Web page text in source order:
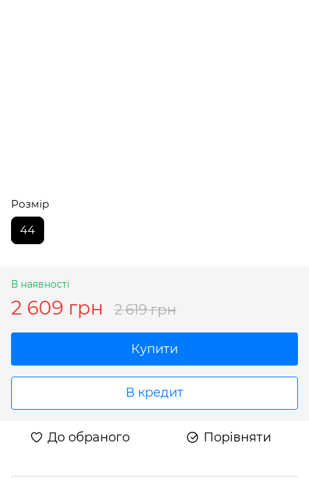
Розмір
44
В наявності
2 609 грн 2 619 грн
Купити
В кредит
До обраного Порівняти